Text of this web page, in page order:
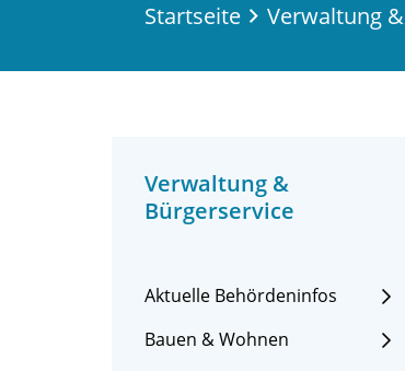
Startseite Verwaltung
Verwaltung &
Bürgerservice
Aktuelle Behördeninfos
Bauen & Wohnen